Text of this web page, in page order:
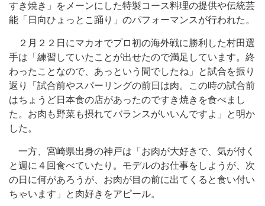
すき焼き」をメーンにした特製コース料理の提供や伝統芸
能「日向ひょっとこ踊り」のパフォーマンスが行われた。
２月２２日にマカオでプロ初の海外戦に勝利した村田選
手は「練習していたことが出せたので満足しています。終
わったことなので、あっという間でしたね」と試合を振り
返り「試合前やスパーリングの前日は肉。この時の試合前
はちょうど日本食の店があったのですき焼きを食べまし
た。お肉も野菜も摂れてバランスがいいんですよ」と明か
した。
一方、宮崎県出身の神戸は「お肉が大好きで、気が付く
と週に４回食べていたり。モデルのお仕事をしようが、次
の日に何があろうが、お肉が目の前に出てくると食い付い
ちゃいます」と肉好きをアピール。